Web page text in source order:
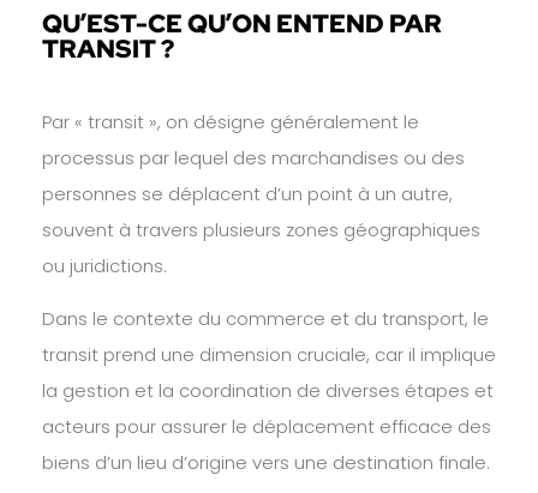
QU’EST-CE QU’ON ENTEND PAR
TRANSIT ?
Par « transit », on désigne généralement le
processus par lequel des marchandises ou des
personnes se déplacent d’un point à un autre,
souvent à travers plusieurs zones géographiques
ou juridictions.
Dans le contexte du commerce et du transport, le
transit prend une dimension cruciale, car il implique
la gestion et la coordination de diverses étapes et
acteurs pour assurer le déplacement efficace des
biens d’un lieu d’origine vers une destination finale.